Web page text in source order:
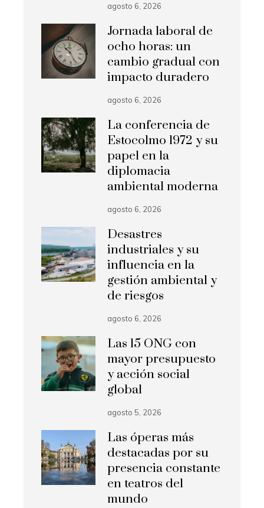
agosto 6, 2026
Jornada laboral de
ocho horas: un
cambio gradual con
impacto duradero
agosto 6, 2026
La conferencia de
Estocolmo 1972 y su
papel en la
diplomacia
ambiental moderna
agosto 6, 2026
Desastres
industriales y su
influencia en la
gestión ambiental y
de riesgos
agosto 6, 2026
Las 15 ONG con
mayor presupuesto
y acción social
global
agosto 5, 2026
Las óperas más
destacadas por su
presencia constante
en teatros del
mundo